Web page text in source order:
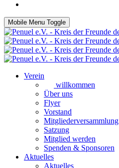
Mobile Menu Toggle
Verein
willkommen
Über uns
Flyer
Vorstand
Mitgliederversammlung
Satzung
Mitglied werden
Spenden & Sponsoren
Aktuelles
Aktuelles